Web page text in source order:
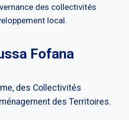
des collectivités
local.
Fofana
des Collectivités
des Territoires.